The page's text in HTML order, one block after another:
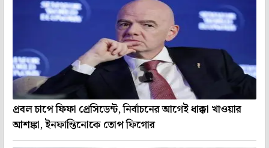
প্রবল চাপে ফিফা প্রেসিডেন্ট, নির্বাচনের আগেই ধাক্কা খাওয়ার
আশঙ্কা, ইনফান্তিনোকে তোপ ফিগোর